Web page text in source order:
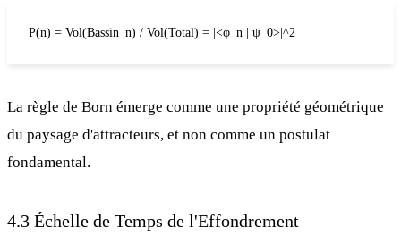
P(n) = Vol(Bassin_n) / Vol(Total) = |<φ_n | ψ_0>|^2
La règle de Born émerge comme une propriété géométrique
du paysage d'attracteurs, et non comme un postulat
fondamental.
4.3 Échelle de Temps de l'Effondrement